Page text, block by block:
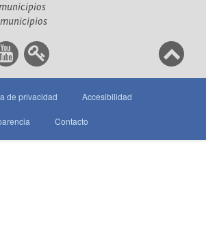
de privacidad Accesibilidad
Contacto